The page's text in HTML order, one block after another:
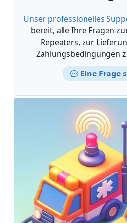
Unser professionelles
bereit, alle Ihre Fragen
Repeaters, zur
Zahlungsbedingungen
Eine Frage